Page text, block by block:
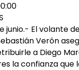
junio.- El volante
Verón
a Diego
la confianza que